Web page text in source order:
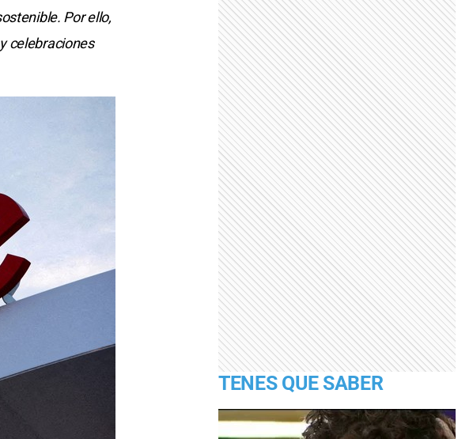
Por ello,
celebraciones
TENES QUE SABER